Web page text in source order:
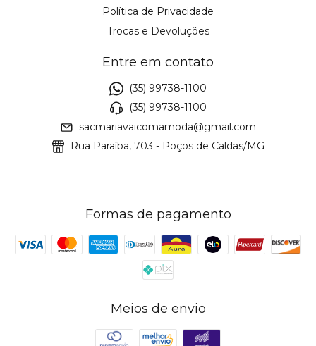
Política de Privacidade
Trocas e Devoluções
Entre em contato
(35) 99738-1100
(35) 99738-1100
sacmariavaicomamoda@gmail.com
Rua Paraíba, 703 - Poços de Caldas/MG
Formas de pagamento
Meios de envio